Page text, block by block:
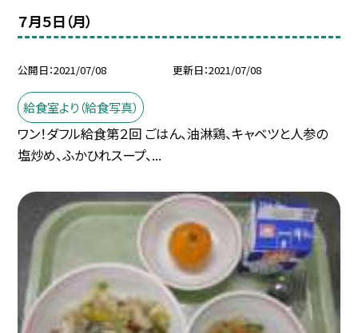
７月５日（月）
公開日 2021/07/08 更新日 2021/07/08
給食室より（給食写真）
ワン！ダフル給食第２回 ごはん、油淋鶏、キャベツと人参の
塩炒め、ふかひれスープ、...